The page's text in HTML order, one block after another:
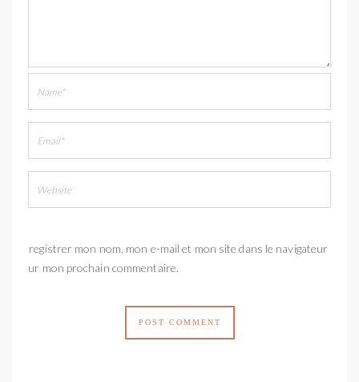
Enregistrer mon nom, mon e-mail et mon site dans le navigateur
pour mon prochain commentaire.